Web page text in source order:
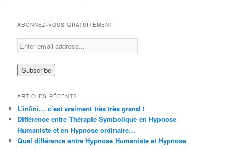
ABONNEZ-VOUS GRATUITEMENT
ARTICLES RÉCENTS
L’infini… c’est vraiment très très grand !
Différence entre Thérapie Symbolique en Hypnose
Humaniste et en Hypnose ordinaire…
Quel différence entre Hypnose Humaniste et Hypnose